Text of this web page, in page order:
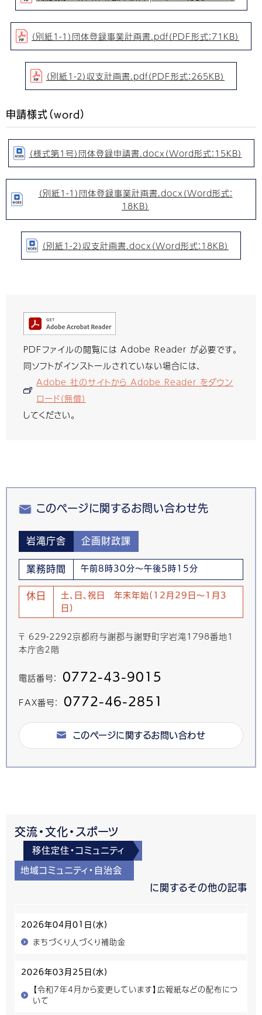
（別紙1-1）団体登録事業計画書.pdf（PDF形式：71KB）
（別紙1-2）収支計画書.pdf（PDF形式：265KB）
申請様式（word）
（様式第1号）団体登録申請書.docx（Word形式：15KB）
（別紙1-1）団体登録事業計画書.docx（Word形式：
18KB）
（別紙1-2）収支計画書.docx（Word形式：18KB）
PDFファイルの閲覧には Adobe Reader が必要です。
同ソフトがインストールされていない場合には、
Adobe 社のサイトから Adobe Reader をダウン
ロード（無償）
してください。
このページに関するお問い合わせ先
岩滝庁舎 企画財政課
業務時間 午前8時30分～午後5時15分
休日
土、日、祝日 年末年始(12月29日～1月3
日)
〒 629-2292京都府与謝郡与謝野町字岩滝1798番地1
本庁舎２階
電話番号： 0772-43-9015
FAX番号： 0772-46-2851
このページに関するお問い合わせ
交流・文化・スポーツ
移住定住・コミュニティ
地域コミュニティ・自治会
に関するその他の記事
2026年04月01日(水)
まちづくり人づくり補助金
2026年03月25日(水)
【令和7年4月から変更しています】広報紙などの配布につ
いて